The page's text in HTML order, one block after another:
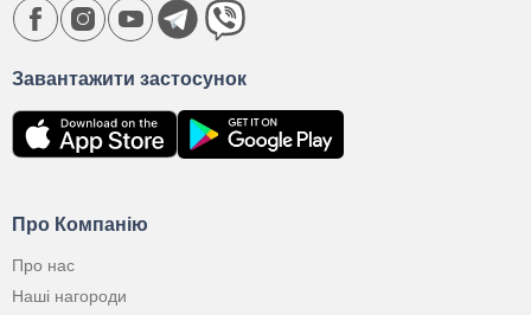
Про Компанію
Про нас
Наші нагороди
Завантажити застосунок